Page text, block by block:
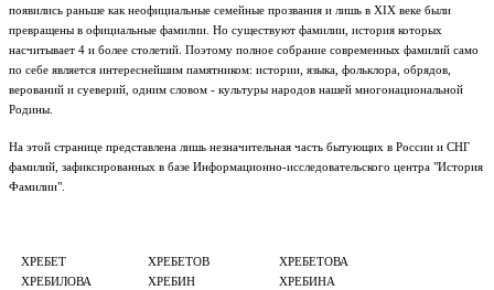
появились раньше как неофициальные семейные прозвания и лишь в XIX веке были
превращены в официальные фамилии. Но существуют фамилии, история которых
насчитывает 4 и более столетий. Поэтому полное собрание современных фамилий само
по себе является интереснейшим памятником: истории, языка, фольклора, обрядов,
верований и суеверий, одним словом - культуры народов нашей многонациональной
Родины.
На этой странице представлена лишь незначительная часть бытующих в России и СНГ
фамилий, зафиксированных в базе Информационно-исследовательского центра "История
Фамилии".
ХРЕБЕТ ХРЕБЕТОВ
ХРЕБЕТОВА
ХРЕБИЛОВА
ХРЕБИН
ХРЕБИНА